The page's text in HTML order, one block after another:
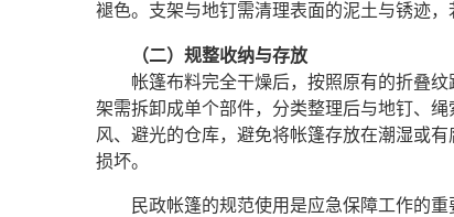
褪色。支架与地钉需清理表面的泥土与锈迹
（二）规整收纳与存放
帐篷布料完全干燥后，按照原有的折叠
架需拆卸成单个部件，分类整理后与地钉、
风、避光的仓库，避免将帐篷存放在潮湿或
损坏。
民政帐篷的规范使用是应急保障工作的